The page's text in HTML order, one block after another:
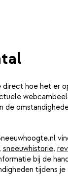
direct hoe het er
de
, sneeuwhistorie,
bij de
tijdens je